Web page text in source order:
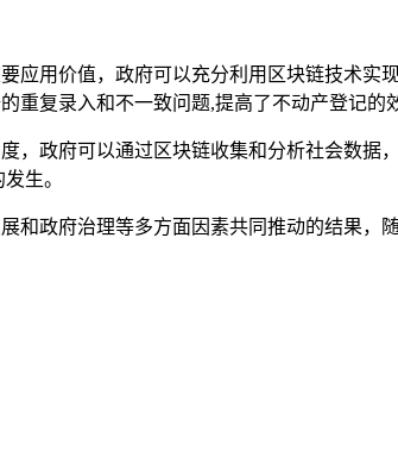
应用价值，政府可以充分利用区块链技术
重复录入和不一致问题,提高了不动产登记的
，政府可以通过区块链收集和分析社会数
生。
和政府治理等多方面因素共同推动的结果